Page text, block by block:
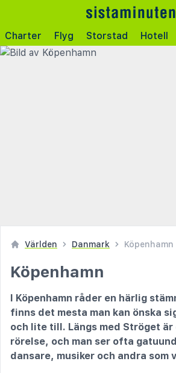
Charter Flyg Storstad Hotell
Världen Danmark Köpenhamn
Köpenhamn
I Köpenhamn råder en härlig
finns det mesta man kan önska
och lite till. Längs med Ströget
rörelse, och man ser ofta
dansare, musiker och andra som